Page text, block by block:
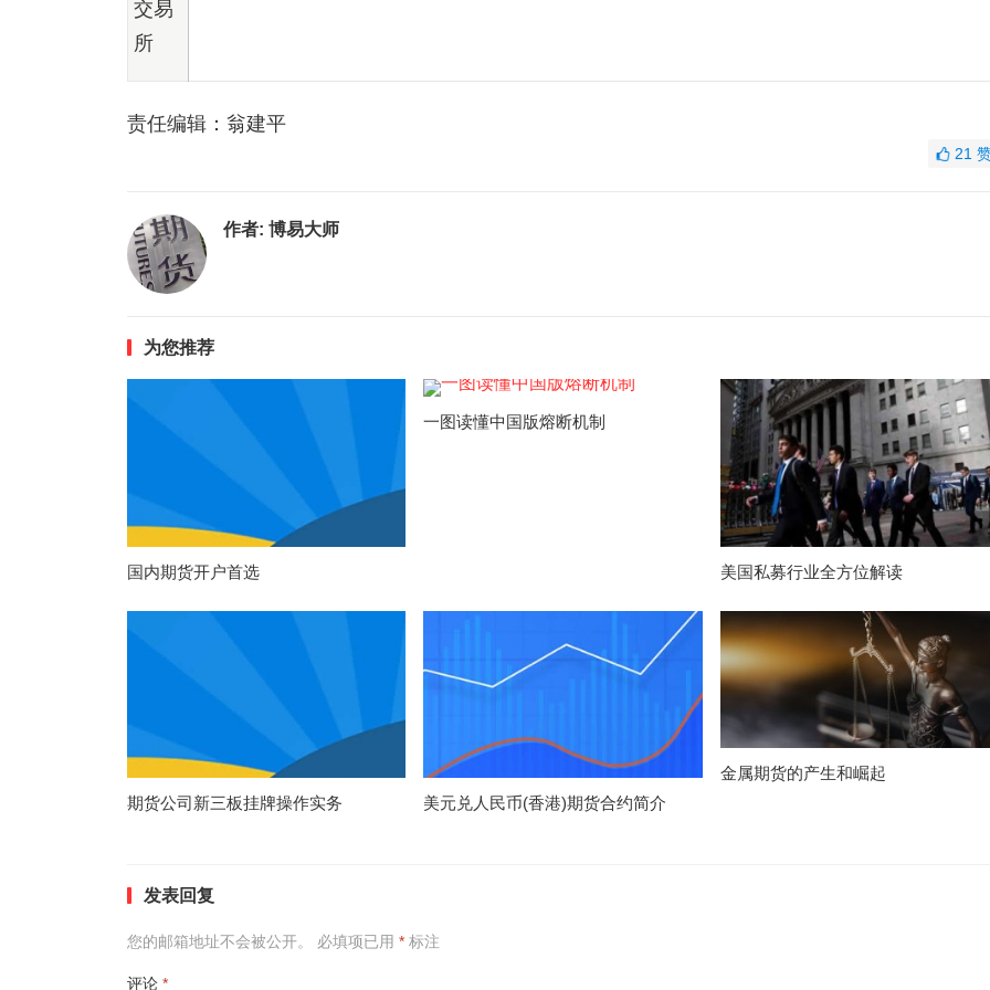
交易
所
责任编辑：翁建平
21
作者: 博易大师
为您推荐
国内期货开户首选
一图读懂中国版熔断机制
美国私募行业全方位解读
期货公司新三板挂牌操作实务 美元兑人民币(香港)期货合约简介
金属期货的产生和崛起
发表回复
您的邮箱地址不会被公开。 必填项已用 *标注
评论 *